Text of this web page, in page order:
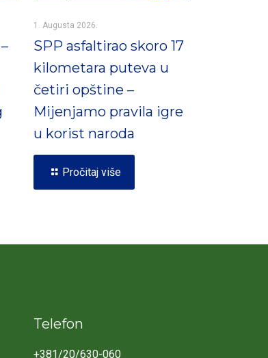
1. Augusta 2026.
SPP asfaltirao skoro 17
kilometara puteva u
četiri opštine –
Mijenjamo pravila igre
u korist naroda
Pročitaj više
Telefon
+381/20/630-060